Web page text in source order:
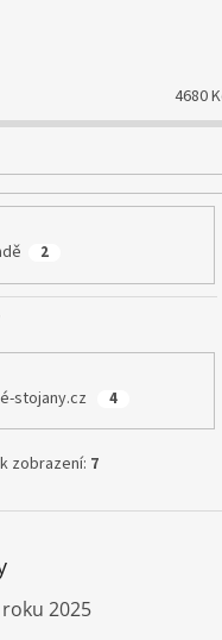
4680
2
stojany.cz 4
zobrazení: 7
2025